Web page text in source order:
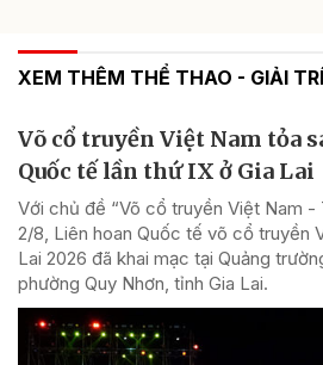
XEM THÊM THỂ THAO - GIẢI TRÍ
Võ cổ truyền Việt Nam tỏa
Quốc tế lần thứ IX ở Gia Lai
Với chủ đề “Võ cổ truyền Việt Nam -
2/8, Liên hoan Quốc tế võ cổ truyền
Lai 2026 đã khai mạc tại Quảng
phường Quy Nhơn, tỉnh Gia Lai.